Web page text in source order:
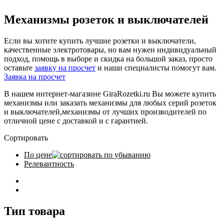
Механизмы розеток и выключателей
Если вы хотите купить лучшие розетки и выключатели,
качественные электротовары, но вам нужен индивидуальный
подход, помощь в выборе и скидка на большой заказ, просто
оставьте заявку на просчет и наши специалисты помогут вам.
Заявка на просчет
В нашем интернет-магазине GiraRozetki.ru Вы можете купить
механизмы или заказать механизмы для любых серий розеток
и выключателей,механизмы от лучших производителей по
отличной цене с доставкой и с гарантией.
Сортировать
По цене
Релевантность
Тип товара